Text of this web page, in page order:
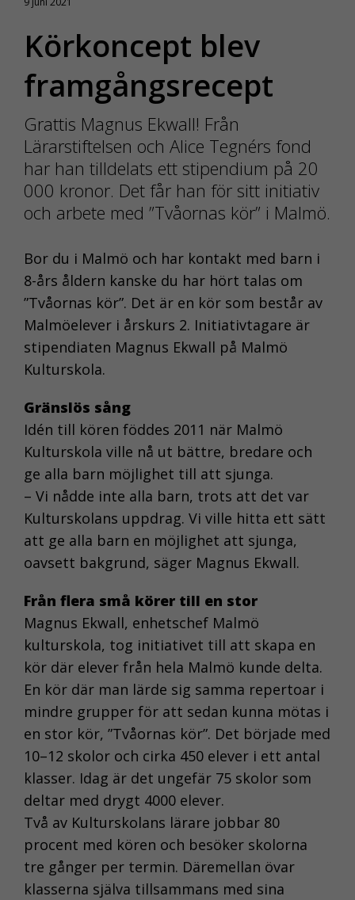
Körkoncept blev
framgångsrecept
Grattis Magnus Ekwall! Från
Lärarstiftelsen och Alice Tegnérs fond
har han tilldelats ett stipendium på 20
000 kronor. Det får han för sitt initiativ
och arbete med ”Tvåornas kör” i Malmö.
Bor du i Malmö och har kontakt med barn i
8-års åldern kanske du har hört talas om
”Tvåornas kör”. Det är en kör som består av
Malmöelever i årskurs 2. Initiativtagare är
stipendiaten Magnus Ekwall på Malmö
Kulturskola.
Gränslös sång
Idén till kören föddes 2011 när Malmö
Kulturskola ville nå ut bättre, bredare och
ge alla barn möjlighet till att sjunga.
– Vi nådde inte alla barn, trots att det var
Kulturskolans uppdrag. Vi ville hitta ett sätt
att ge alla barn en möjlighet att sjunga,
oavsett bakgrund, säger Magnus Ekwall.
Från flera små körer till en stor
Magnus Ekwall, enhetschef Malmö
kulturskola, tog initiativet till att skapa en
kör där elever från hela Malmö kunde delta.
En kör där man lärde sig samma repertoar i
mindre grupper för att sedan kunna mötas i
en stor kör, ”Tvåornas kör”. Det började med
10–12 skolor och cirka 450 elever i ett antal
klasser. Idag är det ungefär 75 skolor som
deltar med drygt 4000 elever.
Två av Kulturskolans lärare jobbar 80
procent med kören och besöker skolorna
tre gånger per termin. Däremellan övar
klasserna själva tillsammans med sina